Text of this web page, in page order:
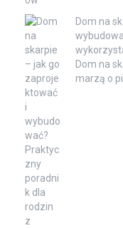
Dom na
Dom na
marzą o